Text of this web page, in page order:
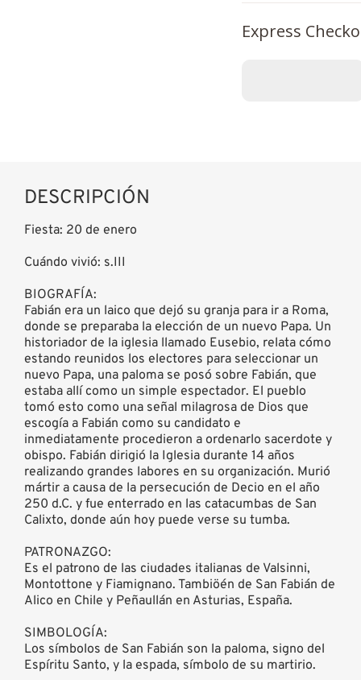
Express
DESCRIPCIÓN
Fiesta: 20 de enero
Cuándo vivió: s.III
BIOGRAFÍA:
Fabián era un laico que dejó su granja para ir a Roma,
donde se preparaba la elección de un nuevo Papa. Un
historiador de la iglesia llamado Eusebio, relata cómo
estando reunidos los electores para seleccionar un
nuevo Papa, una paloma se posó sobre Fabián, que
estaba allí como un simple espectador. El pueblo
tomó esto como una señal milagrosa de Dios que
escogía a Fabián como su candidato e
inmediatamente procedieron a ordenarlo sacerdote y
obispo. Fabián dirigió la Iglesia durante 14 años
realizando grandes labores en su organización. Murió
mártir a causa de la persecución de Decio en el año
250 d.C. y fue enterrado en las catacumbas de San
Calixto, donde aún hoy puede verse su tumba.
PATRONAZGO:
Es el patrono de las ciudades italianas de Valsinni,
Montottone y Fiamignano. Tambiöén de San Fabián de
Alico en Chile y Peñaullán en Asturias, España.
SIMBOLOGÍA:
Los símbolos de San Fabián son la paloma, signo del
Espíritu Santo, y la espada, símbolo de su martirio.